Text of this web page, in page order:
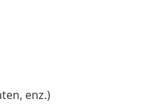
enz.)